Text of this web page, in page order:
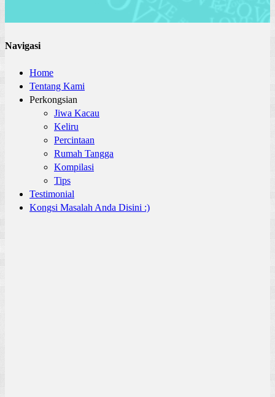
Navigasi
Home
Tentang Kami
Perkongsian
Jiwa Kacau
Keliru
Percintaan
Rumah Tangga
Kompilasi
Tips
Testimonial
Kongsi Masalah Anda Disini :)